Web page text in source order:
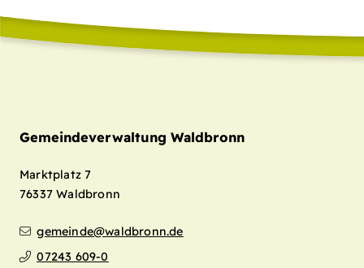
Gemeindeverwaltung Waldbronn
Marktplatz 7
76337 Waldbronn
gemeinde@waldbronn.de
07243 609-0